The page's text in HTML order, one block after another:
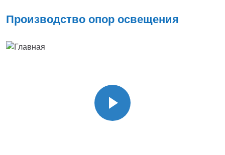
Производство опор освещения